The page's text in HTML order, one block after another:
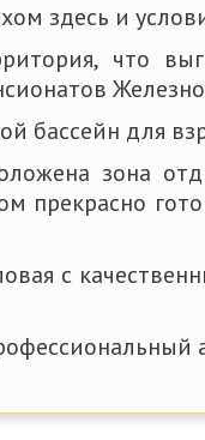
здесь и
что
бассейн для
зона
прекрасно
с